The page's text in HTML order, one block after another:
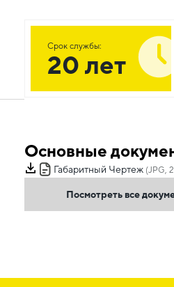
Срок службы:
20 лет
Основные
Габаритный Чертеж (JPG,
Посмотреть все